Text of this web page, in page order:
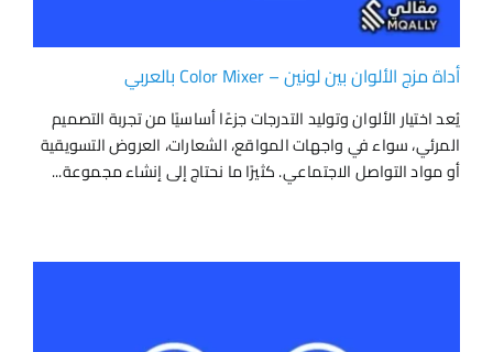
أداة مزج الألوان بين لونين – Color Mixer بالعربي
يُعد اختيار الألوان وتوليد التدرجات جزءًا أساسيًا من تجربة التصميم
المرئي، سواء في واجهات المواقع، الشعارات، العروض التسويقية
أو مواد التواصل الاجتماعي. كثيرًا ما نحتاج إلى إنشاء مجموعة...